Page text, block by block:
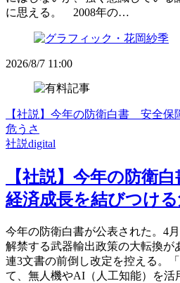
に思える。 2008年の…
2026/8/7 11:00
【社説】今年の防衛白書 安全保
危うさ
社説digital
【社説】今年の防衛
経済成長を結びつける
今年の防衛白書が公表された。4
解禁する武器輸出政策の大転換が
連3文書の前倒し改定を控える。
て、無人機やAI（人工知能）を活